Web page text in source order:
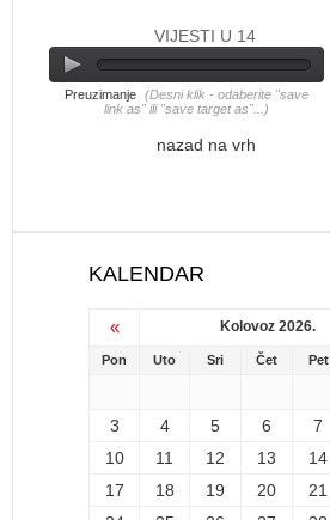
VIJESTI U 14
Preuzimanje (Desni klik - odaberite "save
link as" ili "save target as"...)
nazad na vrh
KALENDAR
« Kolovoz 2026.
Pon Uto Sri Čet Pet
3
4 5 6 7
10
11 12 13 14
17
18 19 20 21
Zaboravili ste lozinku?